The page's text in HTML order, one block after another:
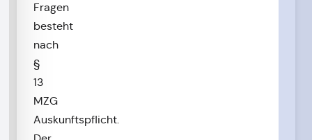
Fragen
besteht
nach
§
13
MZG
Auskunftspflicht.